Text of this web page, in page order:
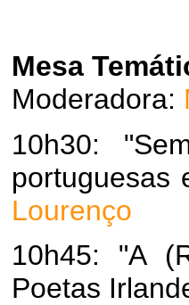
Mesa
Moderadora:
10h30:
Lourenço
10h45: "A
Poetas